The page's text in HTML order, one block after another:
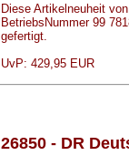
Diese Artikelneuheit
BetriebsNummer 99
gefertigt.
UvP: 429,95 EUR
26850 - DR